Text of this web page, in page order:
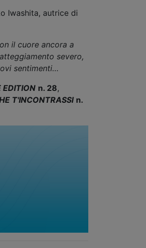
Iwashita, autrice di
il cuore ancora a
severo,
sentimenti…
EDITION n. 28,
T'INCONTRASSI n.